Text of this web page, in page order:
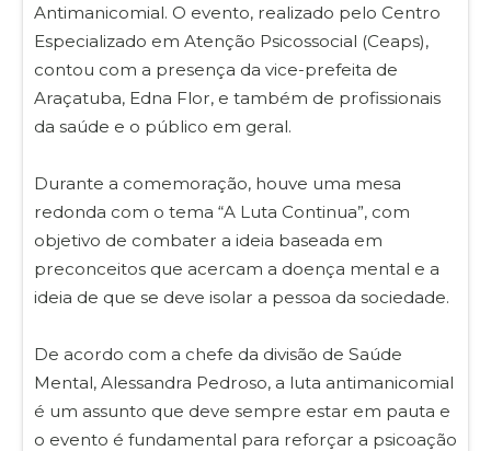
Antimanicomial. O evento, realizado pelo Centro
Especializado em Atenção Psicossocial (Ceaps),
contou com a presença da vice-prefeita de
Araçatuba, Edna Flor, e também de profissionais
da saúde e o público em geral.
Durante a comemoração, houve uma mesa
redonda com o tema “A Luta Continua”, com
objetivo de combater a ideia baseada em
preconceitos que acercam a doença mental e a
ideia de que se deve isolar a pessoa da sociedade.
De acordo com a chefe da divisão de Saúde
Mental, Alessandra Pedroso, a luta antimanicomial
é um assunto que deve sempre estar em pauta e
o evento é fundamental para reforçar a psicoação